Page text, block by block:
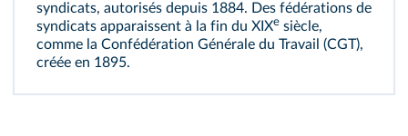
syndicats, autorisés depuis 1884. Des fédérations de
syndicats apparaissent à la fin du XIXe siècle,
comme la Confédération Générale du Travail (CGT),
créée en 1895.